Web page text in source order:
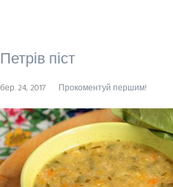
Петрів піст
бер. 24, 2017 Прокоментуй першим!